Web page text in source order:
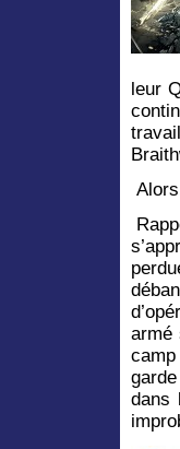
leur
armé
dans